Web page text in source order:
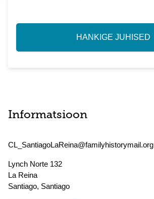
HANKIGE JUHISED
Informatsioon
CL_SantiagoLaReina@familyhistorymail.org
Lynch Norte 132
La Reina
Santiago, Santiago